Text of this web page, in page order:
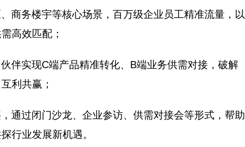
商务楼宇等核心场景，百万级企业员工精准流量，以
高效匹配；
伴实现C端产品精准转化、B端业务供需对接，破解
利共赢；
通过闭门沙龙、企业参访、供需对接会等形式，帮助
行业发展新机遇。